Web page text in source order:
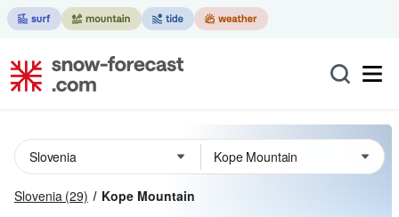
Slovenia (29) Kope Mountain